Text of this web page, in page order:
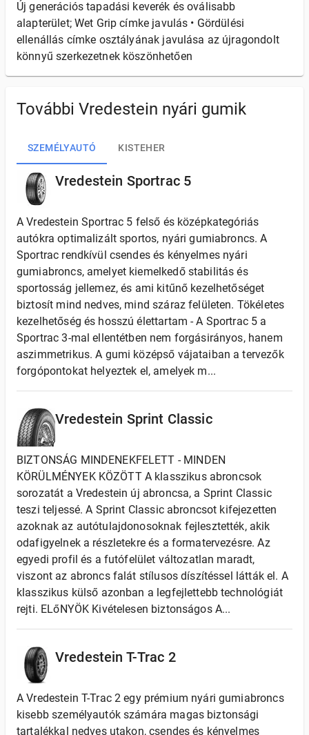
Új generációs tapadási keverék és oválisabb
alapterület; Wet Grip címke javulás • Gördülési
ellenállás címke osztályának javulása az újragondolt
könnyű szerkezetnek köszönhetően
További Vredestein nyári gumik
SZEMÉLYAUTÓ KISTEHER
Vredestein Sportrac 5
A Vredestein Sportrac 5 felső és középkategóriás
autókra optimalizált sportos, nyári gumiabroncs. A
Sportrac rendkívül csendes és kényelmes nyári
gumiabroncs, amelyet kiemelkedő stabilitás és
sportosság jellemez, és ami kitűnő kezelhetőséget
biztosít mind nedves, mind száraz felületen. Tökéletes
kezelhetőség és hosszú élettartam - A Sportrac 5 a
Sportrac 3-mal ellentétben nem forgásirányos, hanem
aszimmetrikus. A gumi középső vájataiban a tervezők
forgópontokat helyeztek el, amelyek m...
Vredestein Sprint Classic
BIZTONSÁG MINDENEKFELETT - MINDEN
KÖRÜLMÉNYEK KÖZÖTT A klasszikus abroncsok
sorozatát a Vredestein új abroncsa, a Sprint Classic
teszi teljessé. A Sprint Classic abroncsot kifejezetten
azoknak az autótulajdonosoknak fejlesztették, akik
odafigyelnek a részletekre és a formatervezésre. Az
egyedi profil és a futófelület változatlan maradt,
viszont az abroncs falát stílusos díszítéssel látták el. A
klasszikus külső azonban a legfejlettebb technológiát
rejti. ELőNYÖK Kivételesen biztonságos A...
Vredestein T-Trac 2
A Vredestein T-Trac 2 egy prémium nyári gumiabroncs
kisebb személyautók számára magas biztonsági
tartalékkal nedves utakon, csendes és kényelmes